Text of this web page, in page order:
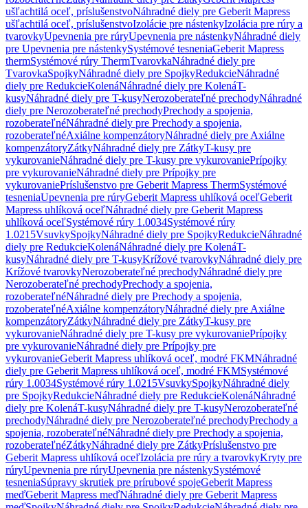
ušľachtilá oceľ, príslušenstvoNáhradné diely pre Geberit Mapress
ušľachtilá oceľ, príslušenstvoIzolácie pre nástenkyIzolácia pre rúry a
tvarovkyUpevnenia pre rúryUpevnenia pre nástenkyNáhradné diely
pre Upevnenia pre nástenkySystémové tesneniaGeberit Mapress
thermSystémové rúry ThermTvarovkaNáhradné diely pre
TvarovkaSpojkyNáhradné diely pre SpojkyRedukcieNáhradné
diely pre RedukcieKolenáNáhradné diely pre KolenáT-
kusyNáhradné diely pre T-kusyNerozoberateľné prechodyNáhradné
diely pre Nerozoberateľné prechodyPrechody a spojenia,
rozoberateľnéNáhradné diely pre Prechody a spojenia,
rozoberateľnéAxiálne kompenzátoryNáhradné diely pre Axiálne
kompenzátoryZátkyNáhradné diely pre ZátkyT-kusy pre
vykurovanieNáhradné diely pre T-kusy pre vykurovaniePrípojky
pre vykurovanieNáhradné diely pre Prípojky pre
vykurovaniePríslušenstvo pre Geberit Mapress ThermSystémové
tesneniaUpevnenia pre rúryGeberit Mapress uhlíková oceľGeberit
Mapress uhlíková oceľNáhradné diely pre Geberit Mapress
uhlíková oceľSystémové rúry 1.0034Systémové rúry
1.0215VsuvkySpojkyNáhradné diely pre SpojkyRedukcieNáhradné
diely pre RedukcieKolenáNáhradné diely pre KolenáT-
kusyNáhradné diely pre T-kusyKrížové tvarovkyNáhradné diely pre
Krížové tvarovkyNerozoberateľné prechodyNáhradné diely pre
Nerozoberateľné prechodyPrechody a spojenia,
rozoberateľnéNáhradné diely pre Prechody a spojenia,
rozoberateľnéAxiálne kompenzátoryNáhradné diely pre Axiálne
kompenzátoryZátkyNáhradné diely pre ZátkyT-kusy pre
vykurovanieNáhradné diely pre T-kusy pre vykurovaniePrípojky
pre vykurovanieNáhradné diely pre Prípojky pre
vykurovanieGeberit Mapress uhlíková oceľ, modré FKMNáhradné
diely pre Geberit Mapress uhlíková oceľ, modré FKMSystémové
rúry 1.0034Systémové rúry 1.0215VsuvkySpojkyNáhradné diely
pre SpojkyRedukcieNáhradné diely pre RedukcieKolenáNáhradné
diely pre KolenáT-kusyNáhradné diely pre T-kusyNerozoberateľné
prechodyNáhradné diely pre Nerozoberateľné prechodyPrechody a
spojenia, rozoberateľnéNáhradné diely pre Prechody a spojenia,
rozoberateľnéZátkyNáhradné diely pre ZátkyPríslušenstvo pre
Geberit Mapress uhlíková oceľIzolácia pre rúry a tvarovkyKryty pre
rúryUpevnenia pre rúryUpevnenia pre nástenkySystémové
tesneniaSúpravy skrutiek pre prírubové spojeGeberit Mapress
meďGeberit Mapress meďNáhradné diely pre Geberit Mapress